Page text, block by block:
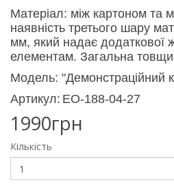
Матеріал: між картоном та
наявність третього шару
мм, який надає додаткової
елементам. Загальна
Модель: "Демонстраційний
Артикул: ЕО-188-04-27
1990грн
Кількість